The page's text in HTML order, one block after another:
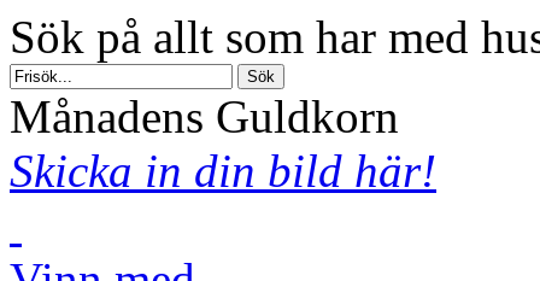
Sök på allt som har med
Månadens Guldkorn
Skicka in din bild här!